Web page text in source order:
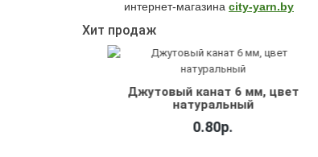
интернет-магазина city-yarn.by
Хит продаж
Джутовый канат 6 мм, цвет
натуральный
0.80р.